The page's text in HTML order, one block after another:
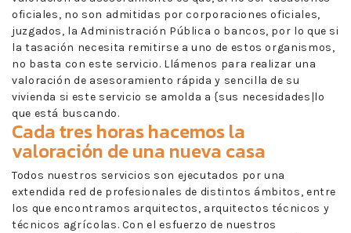
oficiales, no son admitidas por corporaciones oficiales,
juzgados, la Administración Pública o bancos, por lo que si
la tasación necesita remitirse a uno de estos organismos,
no basta con este servicio. Llámenos para realizar una
valoración de asesoramiento rápida y sencilla de su
vivienda si este servicio se amolda a {sus necesidades|lo
que está buscando.
Cada tres horas hacemos la
valoración de una nueva casa
Todos nuestros servicios son ejecutados por una
extendida red de profesionales de distintos ámbitos, entre
los que encontramos arquitectos, arquitectos técnicos y
técnicos agrícolas. Con el esfuerzo de nuestros